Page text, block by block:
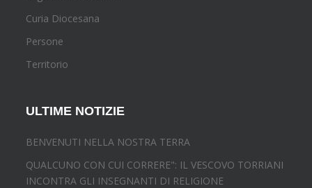
Curia Diocesana
Persone
Territorio
ULTIME NOTIZIE
BENVENUTI NELLA NOSTRA TERRA
QUALCUNO CON CUI CORRERE": IL VESCOVO TORRIANI
INCONTRA GLI INSEGNANTI DI RELIGIONE